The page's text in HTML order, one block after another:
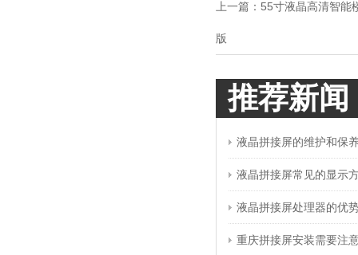
上一篇： 55寸液晶高清智能
版
推荐新闻
液晶拼接屏的维护和保
液晶拼接屏常见的显示
液晶拼接屏处理器的优
重庆拼接屏安装需要注